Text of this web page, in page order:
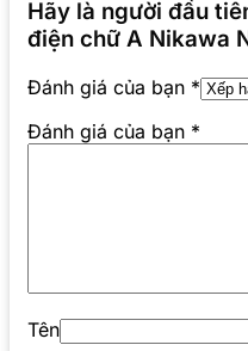
Hãy là người đầu
điện chữ A Nikawa
Đánh giá của bạn *
Đánh giá của bạn *
Tên